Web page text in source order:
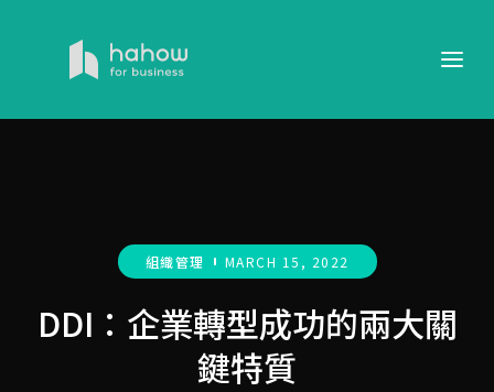
組織管理 MARCH 15, 2022
DDI：企業轉型成功的兩大關
鍵特質